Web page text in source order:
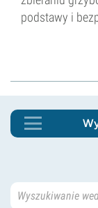
podstawy i